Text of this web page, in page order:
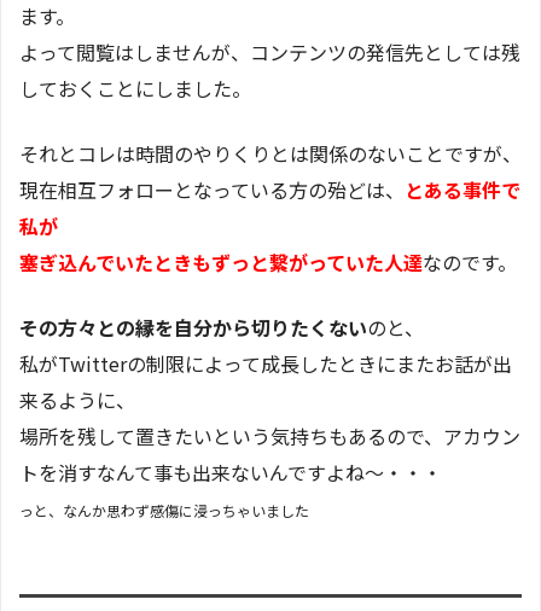
ます。
よって閲覧はしませんが、コンテンツの発信先としては残
しておくことにしました。
それとコレは時間のやりくりとは関係のないことですが、
現在相互フォローとなっている方の殆どは、 とある事件で
私が
塞ぎ込んでいたときもずっと繋がっていた人達なのです。
その方々との縁を自分から切りたくないのと、
私がTwitterの制限によって成長したときにまたお話が出
来るように、
場所を残して置きたいという気持ちもあるので、アカウン
トを消すなんて事も出来ないんですよね～・・・
っと、なんか思わず感傷に浸っちゃいました